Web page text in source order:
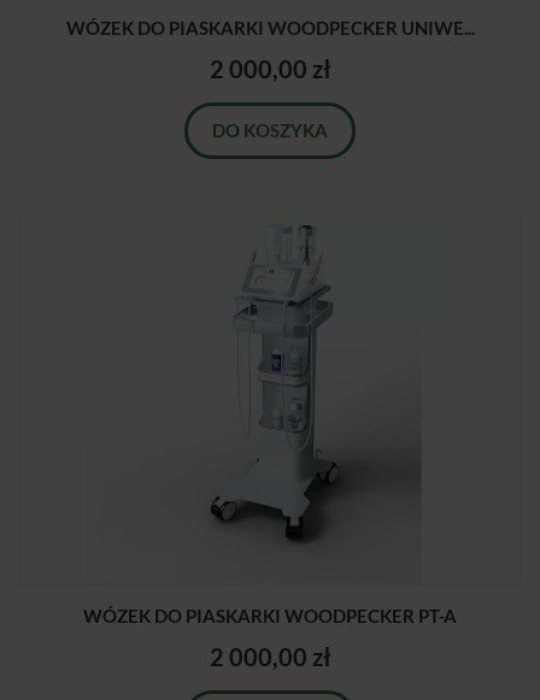
WÓZEK DO PIASKARKI WOODPECKER UNIWE...
2 000,00 zł
DO KOSZYKA
WÓZEK DO PIASKARKI WOODPECKER PT-A
2 000,00 zł